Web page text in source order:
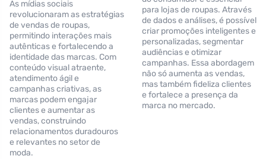
As mídias sociais
revolucionaram as estratégias
de vendas de roupas,
permitindo interações mais
autênticas e fortalecendo a
identidade das marcas. Com
conteúdo visual atraente,
atendimento ágil e
campanhas criativas, as
marcas podem engajar
clientes e aumentar as
vendas, construindo
relacionamentos duradouros
e relevantes no setor de
moda.
para lojas de roupas. Através
de dados e análises, é possível
criar promoções inteligentes e
personalizadas, segmentar
audiências e otimizar
campanhas. Essa abordagem
não só aumenta as vendas,
mas também fideliza clientes
e fortalece a presença da
marca no mercado.